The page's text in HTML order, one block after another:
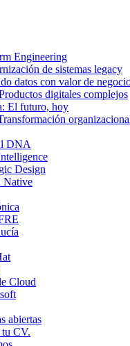
Engineering
de sistemas legacy
datos con valor de
digitales complejos
El futuro, hoy
DNA
Design
Native
Cloud
abiertas
CV.